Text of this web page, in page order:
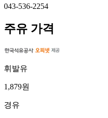
043-536-2254
주유 가격
휘발유
1,879원
경유